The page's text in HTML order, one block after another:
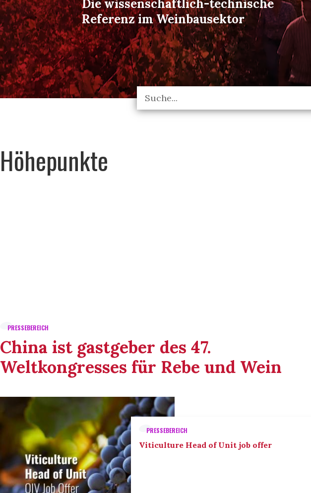
Die wissenschaftlich-technische
Referenz im Weinbausektor
Höhepunkte
PRESSEBEREICH
China ist gastgeber des 47.
Weltkongresses für Rebe und Wein
PRESSEBEREICH
Viticulture Head of Unit job offer